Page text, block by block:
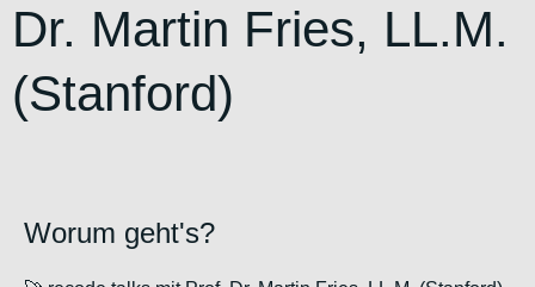
Dr. Martin Fries, LL.M.
(Stanford)
Worum geht's?